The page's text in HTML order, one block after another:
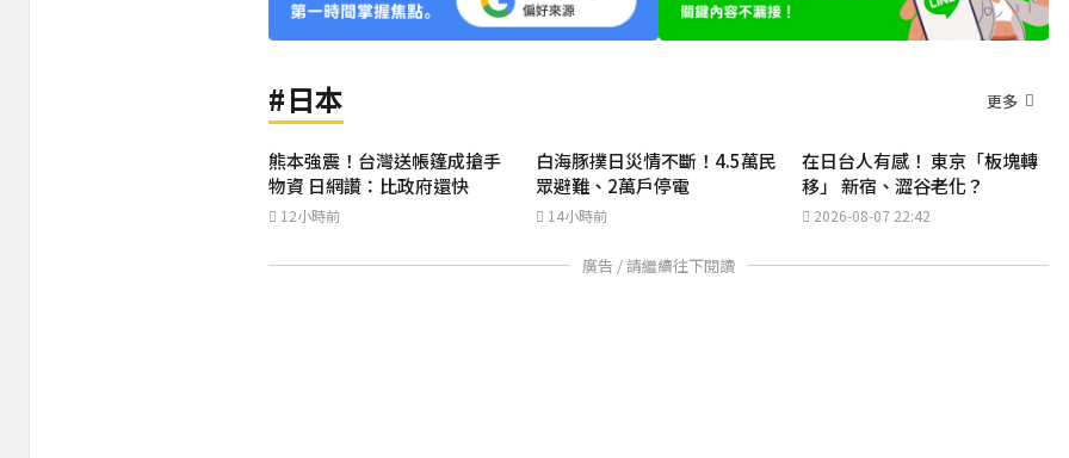
#日本 更多
熊本強震！台灣送帳篷成搶手
物資 日網讚：比政府還快
12小時前
白海豚撲日災情不斷！4.5萬民
眾避難、2萬戶停電
14小時前
在日台人有感！ 東京「板塊轉
移」 新宿、澀谷老化？
2026-08-07 22:42
廣告 / 請繼續往下閱讀